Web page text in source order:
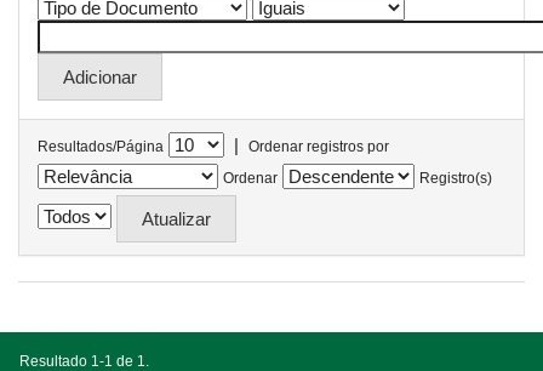
Resultados/Página |
Ordenar registros por
Ordenar
Registro(s)
Resultado 1-1 de 1.